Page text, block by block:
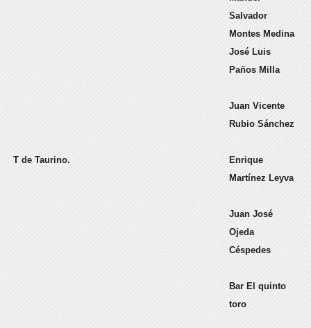
T de Taurino.
Salvador
Montes Medina
José Luis
Paños Milla
Juan Vicente
Rubio Sánchez
Enrique
Martínez Leyva
Juan José
Ojeda
Céspedes
Bar El quinto
toro